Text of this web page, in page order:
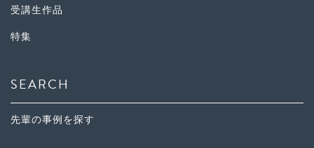
受講生作品
特集
SEARCH
先輩の事例を探す